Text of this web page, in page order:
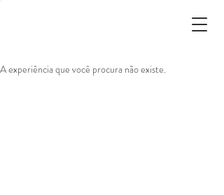
A experiência que você procura não existe.